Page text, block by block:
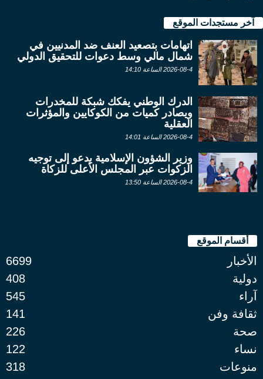
آخر مستجدات الموقع
اتهامات بتصعيد العنف ضد المدنيين في
شمال مالي وسط دعوات للتحقيق الدولي
2026-08-4 الساعة 14:10
الدرك الوطني يفكك شبكة للمخدرات
ويصادر كميات من الكوكايين والمؤثرات
العقلية
2026-08-4 الساعة 14:01
وزير الشؤون الإسلامية يدعو إلى توجيه
الزكوات عبر المجلس الأعلى للزكاة
2026-08-4 الساعة 13:50
أقسام الموقع
الأخبار
6699
دولية
408
آراء
545
ثقافة وفن
141
صحة
226
نساء
122
منوعات
318